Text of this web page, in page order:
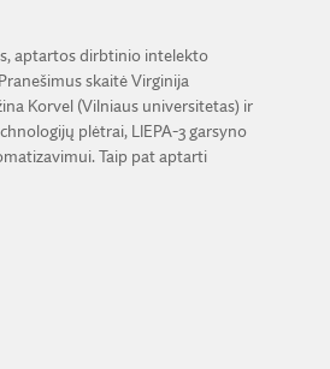
aptartos dirbtinio intelekto
skaitė Virginija
Korvel (Vilniaus universitetas) ir
plėtrai, LIEPA-3 garsyno
Taip pat aptarti